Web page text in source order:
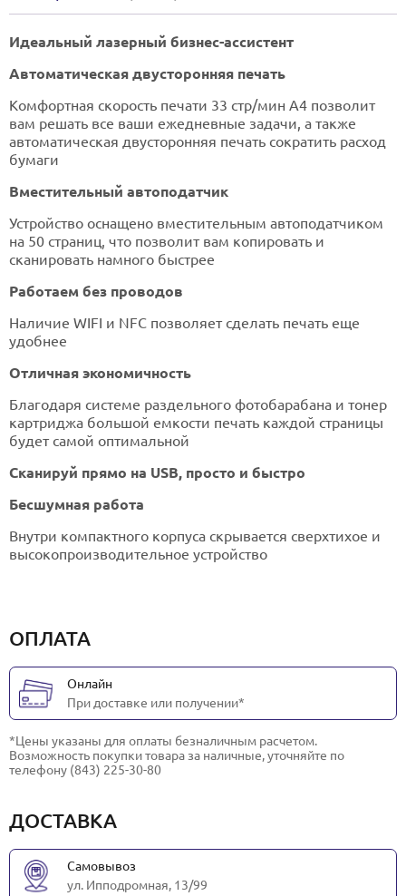
Идеальный лазерный бизнес-ассистент
Автоматическая двусторонняя печать
Комфортная скорость печати 33 стр/мин А4 позволит
вам решать все ваши ежедневные задачи, а также
автоматическая двусторонняя печать сократить расход
бумаги
Вместительный автоподатчик
Устройство оснащено вместительным автоподатчиком
на 50 страниц, что позволит вам копировать и
сканировать намного быстрее
Работаем без проводов
Наличие WIFI и NFC позволяет сделать печать еще
удобнее
Отличная экономичность
Благодаря системе раздельного фотобарабана и тонер
картриджа большой емкости печать каждой страницы
будет самой оптимальной
Сканируй прямо на USB, просто и быстро
Бесшумная работа
Внутри компактного корпуса скрывается сверхтихое и
высокопроизводительное устройство
ОПЛАТА
Онлайн
При доставке или получении*
*Цены указаны для оплаты безналичным расчетом.
Возможность покупки товара за наличные, уточняйте по
телефону (843) 225-30-80
ДОСТАВКА
Самовывоз
ул. Ипподромная, 13/99